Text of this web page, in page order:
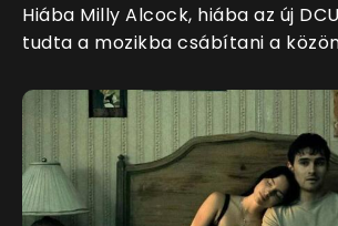
Hiába Milly Alcock, hiába az új
tudta a mozikba csábítani a